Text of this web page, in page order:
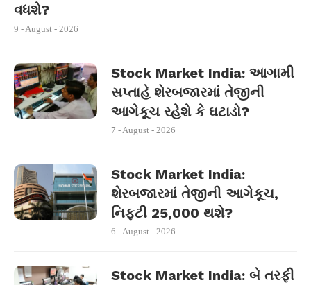
વધશે?
9 - August - 2026
Stock Market India: આગામી
સપ્તાહે શેરબજારમાં તેજીની
આગેકૂચ રહેશે કે ઘટાડો?
7 - August - 2026
Stock Market India:
શેરબજારમાં તેજીની આગેકૂચ,
નિફ્ટી 25,000 થશે?
6 - August - 2026
Stock Market India: બે તરફી